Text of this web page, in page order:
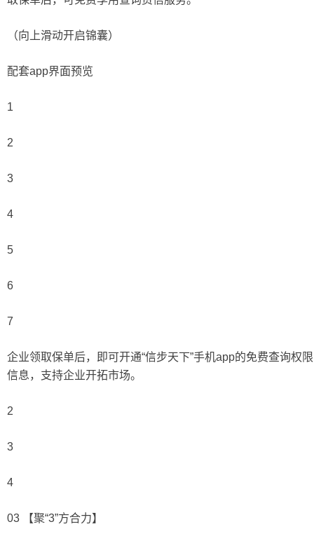
（向上滑动开启锦囊）
配套app界面预览
1
2
3
4
5
6
7
企业领取保单后，即可开通“信步天下”手机app的免费查询权
信息，支持企业开拓市场。
2
3
4
03 【聚“3”方合力】